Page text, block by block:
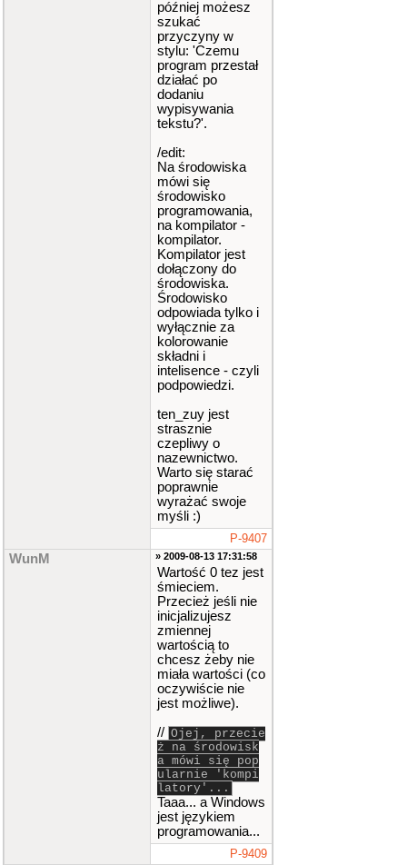
później możesz
szukać
przyczyny w
stylu: 'Czemu
program przestał
działać po
dodaniu
wypisywania
tekstu?'.
/edit:
Na środowiska
mówi się
środowisko
programowania,
na kompilator -
kompilator.
Kompilator jest
dołączony do
środowiska.
Środowisko
odpowiada tylko i
wyłącznie za
kolorowanie
składni i
intelisence - czyli
podpowiedzi.
ten_zuy jest
strasznie
czepliwy o
nazewnictwo.
Warto się starać
poprawnie
wyrażać swoje
myśli :)
P-9407
WunM » 2009-08-13 17:31:58
Wartość 0 tez jest
śmieciem.
Przecież jeśli nie
inicjalizujesz
zmiennej
wartością to
chcesz żeby nie
miała wartości (co
oczywiście nie
jest możliwe).
// Ojej, przecie
ż na środowisk
a mówi się pop
ularnie 'kompi
latory'...
Taaa... a Windows
jest językiem
programowania...
P-9409